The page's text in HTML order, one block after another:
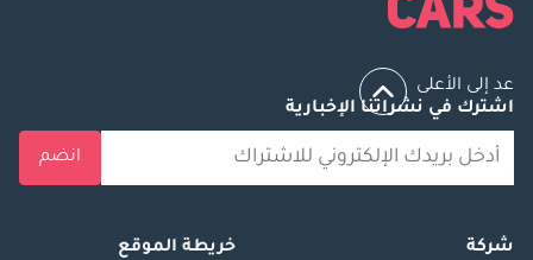
عد إلى الأعلى
اشترك في نشراتنا الإخبارية
انضم
شركة
خريطة الموقع